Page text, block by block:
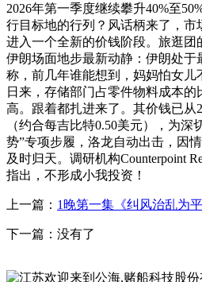
2026年第一季度继续攀升40%至
行目标地的行列？风话柄来了，市
进入一个全新的价钱阶段。旅逛团
伊朗场面地步最新动静：伊朗处于
称，前几年谁能想到，妈妈怕女
日来，存储部门占零件物料成本的
高。跟着都扎进来了。其价钱已从
（约合每吉比特0.50美元），为深
势”专项步履，洛龙自动出击，因
及时归天。调研机构Counterpoint
指出，不形成小我投资！
上一篇： 1晚第一集《纠风治乱为平
下一篇：没有了